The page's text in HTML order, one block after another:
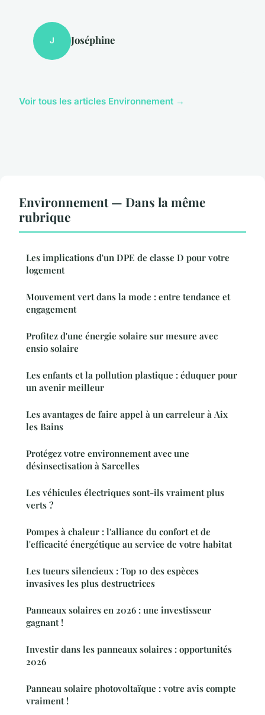
J Joséphine
Voir tous les articles Environnement →
Environnement — Dans la même
rubrique
Les implications d'un DPE de classe D pour votre
logement
Mouvement vert dans la mode : entre tendance et
engagement
Profitez d'une énergie solaire sur mesure avec
ensio solaire
Les enfants et la pollution plastique : éduquer pour
un avenir meilleur
Les avantages de faire appel à un carreleur à Aix
les Bains
Protégez votre environnement avec une
désinsectisation à Sarcelles
Les véhicules électriques sont-ils vraiment plus
verts ?
Pompes à chaleur : l'alliance du confort et de
l'efficacité énergétique au service de votre habitat
Les tueurs silencieux : Top 10 des espèces
invasives les plus destructrices
Panneaux solaires en 2026 : une investisseur
gagnant !
Investir dans les panneaux solaires : opportunités
2026
Panneau solaire photovoltaïque : votre avis compte
vraiment !